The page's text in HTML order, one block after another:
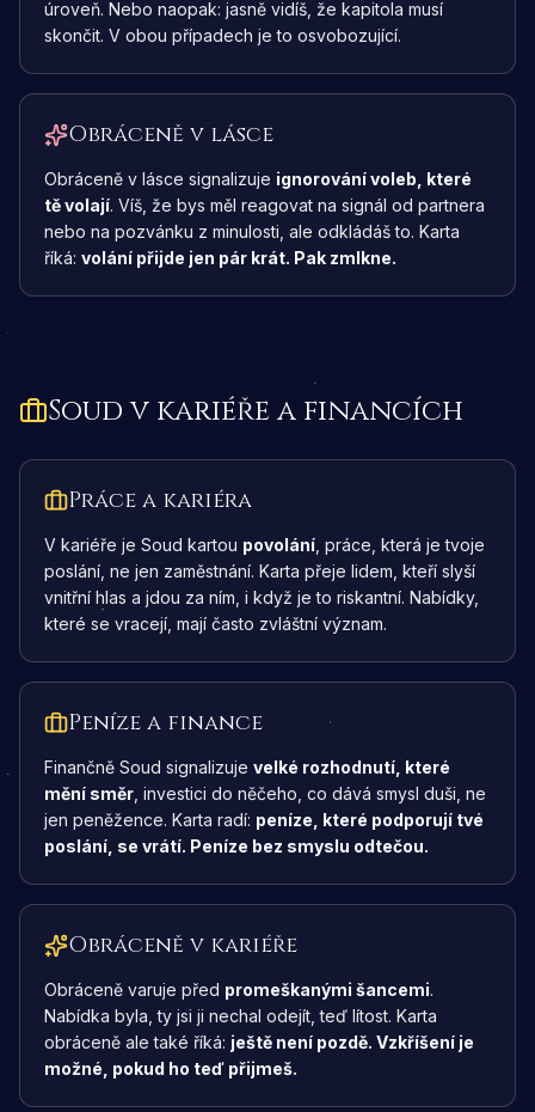
úroveň. Nebo naopak: jasně vidíš, že kapitola musí
skončit. V obou případech je to osvobozující.
Obráceně v lásce
Obráceně v lásce signalizuje ignorování voleb, které
tě volají. Víš, že bys měl reagovat na signál od partnera
nebo na pozvánku z minulosti, ale odkládáš to. Karta
říká: volání přijde jen pár krát. Pak zmlkne.
Soud v kariéře a financích
Práce a kariéra
V kariéře je Soud kartou povolání , práce, která je tvoje
poslání, ne jen zaměstnání. Karta přeje lidem, kteří slyší
vnitřní hlas a jdou za ním, i když je to riskantní. Nabídky,
které se vracejí, mají často zvláštní význam.
Peníze a finance
Finančně Soud signalizuje velké rozhodnutí, které
mění směr , investici do něčeho, co dává smysl duši, ne
jen peněžence. Karta radí: peníze, které podporují tvé
poslání, se vrátí. Peníze bez smyslu odtečou.
Obráceně v kariéře
Obráceně varuje před promeškanými šancemi.
Nabídka byla, ty jsi ji nechal odejít, teď lítost. Karta
obráceně ale také říká: ještě není pozdě. Vzkříšení je
možné, pokud ho teď přijmeš.